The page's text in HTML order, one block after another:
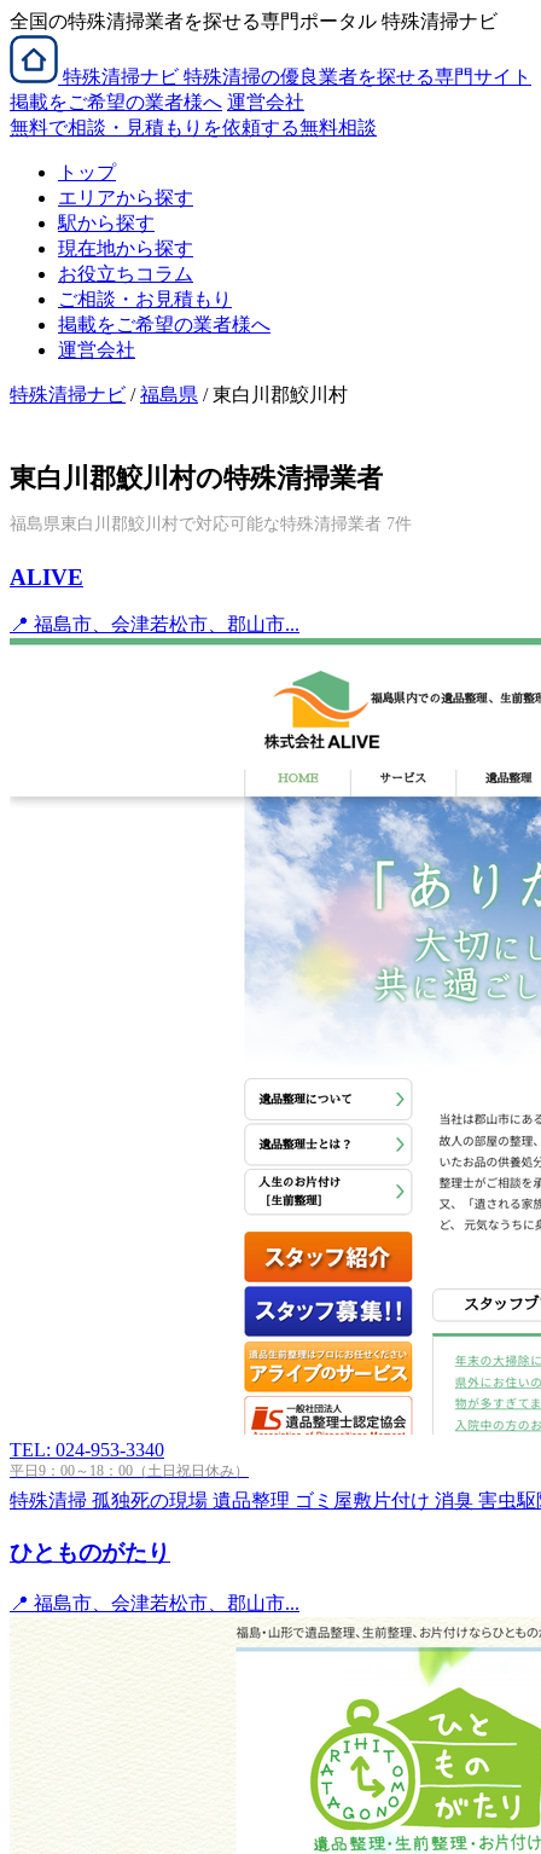
全国の特殊清掃業者を探せる専門ポータル 特殊清掃ナビ
特殊清掃ナビ 特殊清掃の優良業者を探せる専門サイト
掲載をご希望の業者様へ 運営会社
無料で相談・見積もりを依頼する無料相談
トップ
エリアから探す
駅から探す
現在地から探す
お役立ちコラム
ご相談・お見積もり
掲載をご希望の業者様へ
運営会社
特殊清掃ナビ /福島県 / 東白川郡鮫川村
東白川郡鮫川村の特殊清掃業者
福島県東白川郡鮫川村で対応可能な特殊清掃業者 7件
ALIVE
📍 福島市、会津若松市、郡山市...
TEL: 024-953-3340
平日9：00～18：00（土日祝日休み）
特殊清掃 孤独死の現場 遺品整理 ゴミ屋敷片付け 消臭 害虫駆
ひとものがたり
📍 福島市、会津若松市、郡山市...